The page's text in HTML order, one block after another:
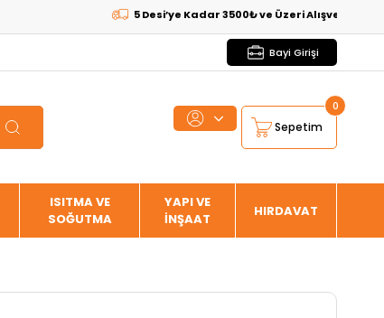
5 Desi’ye Kadar 3500₺ ve Üzeri Alışverişlerde
Bayi Girişi
Sepetim
0
ISITMA VE
SOĞUTMA
YAPI VE
İNŞAAT
HIRDAVAT